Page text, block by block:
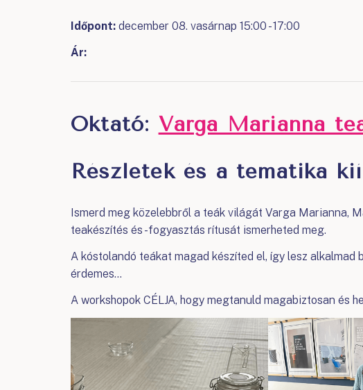
Időpont: december 08. vasárnap 15:00 - 17:00
Ár:
Oktató: Varga Marianna
Részletek és a tematika
Ismerd meg közelebbről a teák világát Varga Marianna,
teakészítés és -fogyasztás rítusát ismerheted meg.
A kóstolandó teákat magad készíted el, így lesz
érdemes…
A workshopok CÉLJA, hogy megtanuld magabiztosan és